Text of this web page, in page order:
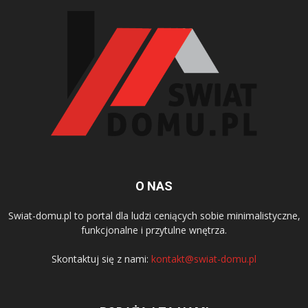
O NAS
Swiat-domu.pl to portal dla ludzi ceniących sobie minimalistyczne,
funkcjonalne i przytulne wnętrza.
Skontaktuj się z nami: kontakt@swiat-domu.pl